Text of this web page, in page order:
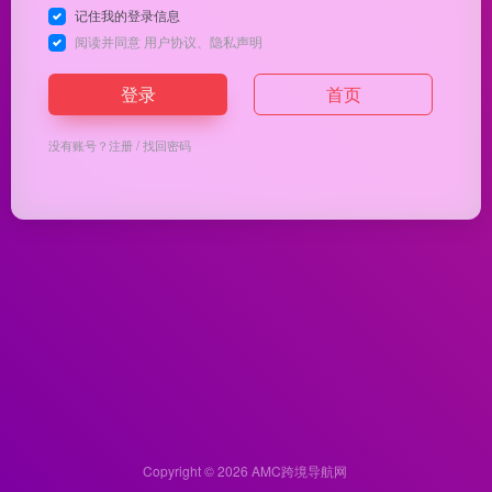
记住我的登录信息
阅读并同意 用户协议 隐私声明
登录 首页
没有账号？注册/找回密码
Copyright © 2026 AMC跨境导航网